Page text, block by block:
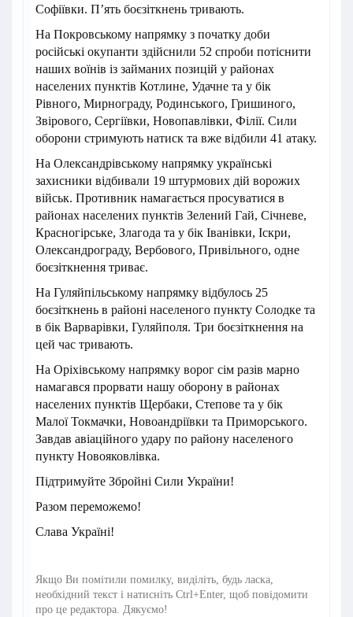
Софіївки. П’ять боєзіткнень тривають.
На Покровському напрямку з початку доби
російські окупанти здійснили 52 спроби потіснити
наших воїнів із займаних позицій у районах
населених пунктів Котлине, Удачне та у бік
Рівного, Мирнограду, Родинського, Гришиного,
Звірового, Сергіївки, Новопавлівки, Філії. Сили
оборони стримують натиск та вже відбили 41 атаку.
На Олександрівському напрямку українські
захисники відбивали 19 штурмових дій ворожих
військ. Противник намагається просуватися в
районах населених пунктів Зелений Гай, Січневе,
Красногірське, Злагода та у бік Іванівки, Іскри,
Олександрограду, Вербового, Привільного, одне
боєзіткнення триває.
На Гуляйпільському напрямку відбулось 25
боєзіткнень в районі населеного пункту Солодке та
в бік Варварівки, Гуляйполя. Три боєзіткнення на
цей час тривають.
На Оріхівському напрямку ворог сім разів марно
намагався прорвати нашу оборону в районах
населених пунктів Щербаки, Степове та у бік
Малої Токмачки, Новоандріївки та Приморського.
Завдав авіаційного удару по району населеного
пункту Новояковлівка.
Підтримуйте Збройні Сили України!
Разом переможемо!
Слава Україні!
Якщо Ви помітили помилку, виділіть, будь ласка,
необхідний текст і натисніть Ctrl+Enter, щоб повідомити
про це редактора. Дякуємо!